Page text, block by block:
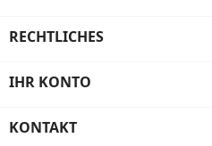
RECHTLICHES
IHR KONTO
KONTAKT